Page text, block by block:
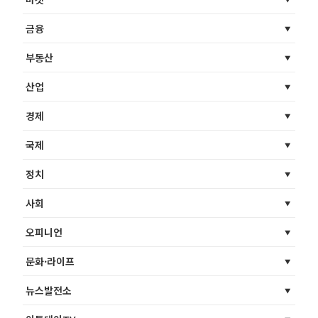
금융
부동산
산업
경제
국제
정치
사회
오피니언
문화·라이프
뉴스발전소